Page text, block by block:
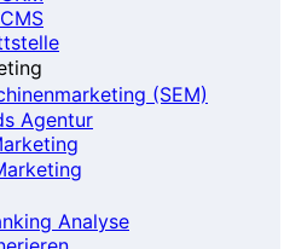
(SEM)
Agentur
Analyse